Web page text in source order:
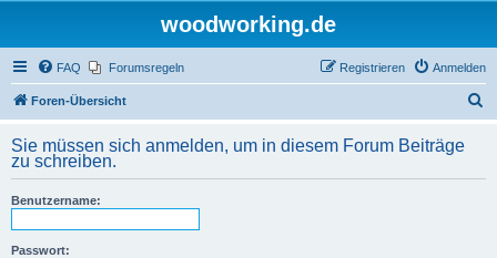
woodworking.de
FAQ Forumsregeln Anmelden
Registrieren
Foren-Übersicht
h
Sie müssen sich anmelden, um in diesem Forum Beiträge
zu schreiben.
Benutzername:
Passwort: